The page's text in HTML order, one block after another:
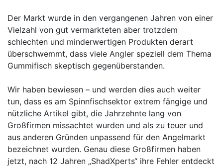
Der Markt wurde in den vergangenen Jahren von einer
Vielzahl von gut vermarkteten aber trotzdem
schlechten und minderwertigen Produkten derart
überschwemmt, dass viele Angler speziell dem Thema
Gummifisch skeptisch gegenüberstanden.
Wir haben bewiesen – und werden dies auch weiter
tun, dass es am Spinnfischsektor extrem fängige und
nützliche Artikel gibt, die Jahrzehnte lang von
Großfirmen missachtet wurden und als zu teuer und
aus anderen Gründen unpassend für den Angelmarkt
bezeichnet wurden. Genau diese Großfirmen haben
jetzt, nach 12 Jahren „ShadXperts“ ihre Fehler entdeckt